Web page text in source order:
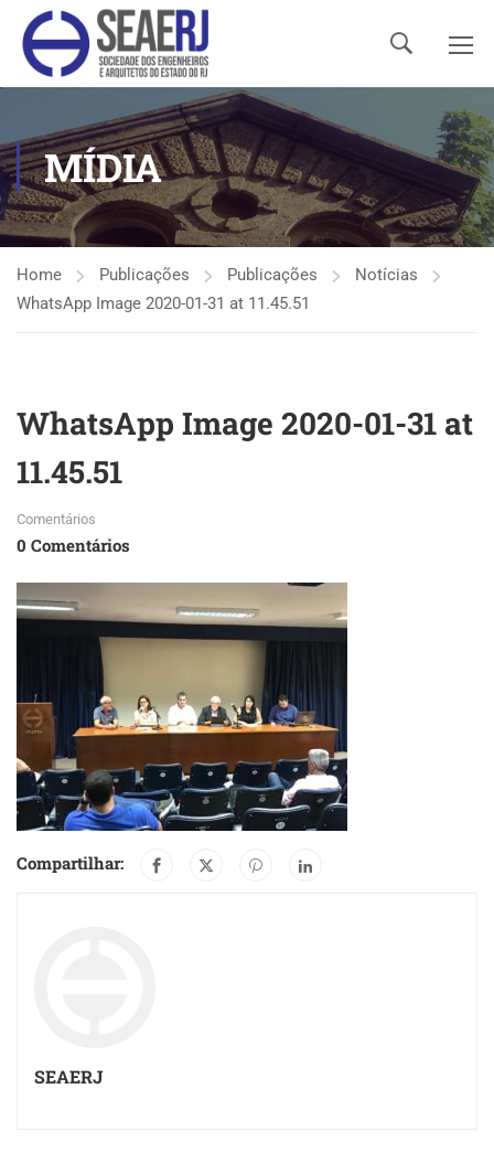
MÍDIA
Home Publicações Publicações
Notícias
WhatsApp Image 2020-01-31 at 11.45.51
WhatsApp Image 2020-01-31 at
11.45.51
Comentários
0 Comentários
Compartilhar:
SEAERJ